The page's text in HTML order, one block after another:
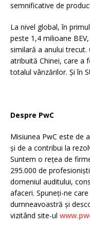
semnificative de
La nivel global, în
peste 1,4 milioane
similară a anului
atribuită Chinei, care a
totalul vânzărilor. Și în
Despre PwC
Misiunea PwC este de
și de a contribui la
Suntem o rețea de
295.000 de
domeniul auditului,
afaceri. Spuneți-ne
dumneavoastră și
vizitând site-ul